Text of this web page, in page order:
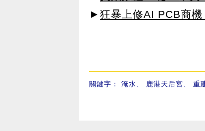
► 狂暴上修AI PCB商
關鍵字： 淹水、 鹿港天后宮、 重